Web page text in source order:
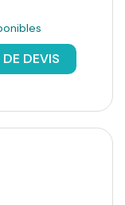
DEVIS